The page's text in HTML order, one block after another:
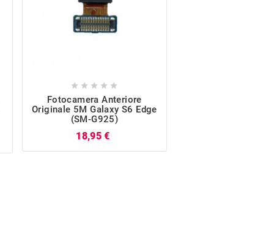
    
Fotocamera Anteriore
Originale 5M Galaxy S6 Edge
(SM-G925)
18,95 €